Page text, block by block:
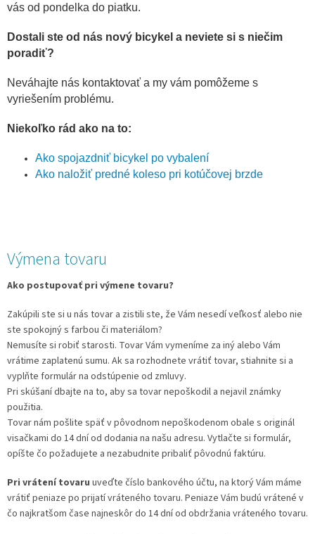
vás od pondelka do piatku.
Dostali ste od nás nový bicykel a neviete si s niečim
poradiť?
Neváhajte nás kontaktovať a my vám pomôžeme s
vyriešením problému.
Niekoľko rád ako na to:
Ako spojazdniť bicykel po vybalení
Ako naložiť predné koleso pri kotúčovej brzde
Výmena tovaru
Ako postupovať pri výmene tovaru?
Zakúpili ste si u nás tovar a zistili ste, že Vám nesedí veľkosť alebo nie
ste spokojný s farbou či materiálom?
Nemusíte si robiť starosti. Tovar Vám vymeníme za iný alebo Vám
vrátime zaplatenú sumu. Ak sa rozhodnete vrátiť tovar, stiahnite si a
vyplňte formulár na odstúpenie od zmluvy.
Pri skúšaní dbajte na to, aby sa tovar nepoškodil a nejavil známky
použitia.
Tovar nám pošlite späť v pôvodnom nepoškodenom obale s originál
visačkami do 14 dní od dodania na našu adresu. Vytlačte si formulár,
opíšte čo požadujete a nezabudnite pribaliť pôvodnú faktúru.
Pri vrátení tovaru uveďte číslo bankového účtu, na ktorý Vám máme
vrátiť peniaze po prijatí vráteného tovaru. Peniaze Vám budú vrátené v
čo najkratšom čase najneskôr do 14 dní od obdržania vráteného tovaru.